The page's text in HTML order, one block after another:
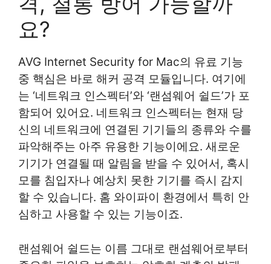
요?
AVG Internet Security for Mac의 유료 기능
중 핵심은 바로 해커 공격 모듈입니다. 여기에
는 ‘네트워크 인스펙터’와 ‘랜섬웨어 쉴드’가 포
함되어 있어요. 네트워크 인스펙터는 현재 당
신의 네트워크에 연결된 기기들의 종류와 수를
파악해주는 아주 유용한 기능이에요. 새로운
기기가 연결될 때 알림을 받을 수 있어서, 혹시
모를 침입자나 예상치 못한 기기를 즉시 감지
할 수 있습니다. 홈 와이파이 환경에서 특히 안
심하고 사용할 수 있는 기능이죠.
랜섬웨어 쉴드는 이름 그대로 랜섬웨어로부터